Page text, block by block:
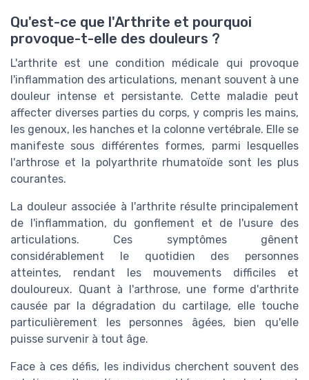
Qu'est-ce que l'Arthrite et pourquoi
provoque-t-elle des douleurs ?
L'arthrite est une condition médicale qui provoque
l'inflammation des articulations, menant souvent à une
douleur intense et persistante. Cette maladie peut
affecter diverses parties du corps, y compris les mains,
les genoux, les hanches et la colonne vertébrale. Elle se
manifeste sous différentes formes, parmi lesquelles
l'arthrose et la polyarthrite rhumatoïde sont les plus
courantes.
La douleur associée à l'arthrite résulte principalement
de l'inflammation, du gonflement et de l'usure des
articulations. Ces symptômes gênent
considérablement le quotidien des personnes
atteintes, rendant les mouvements difficiles et
douloureux. Quant à l'arthrose, une forme d'arthrite
causée par la dégradation du cartilage, elle touche
particulièrement les personnes âgées, bien qu'elle
puisse survenir à tout âge.
Face à ces défis, les individus cherchent souvent des